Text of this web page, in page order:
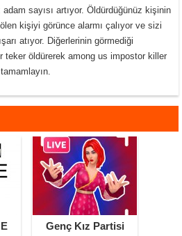
sayısı artıyor. Öldürdüğünüz kişinin
kişiyi görünce alarmı çalıyor ve sizi
atıyor. Diğerlerinin görmediği
teker öldürerek among us impostor killer
Genç Kız Partisi